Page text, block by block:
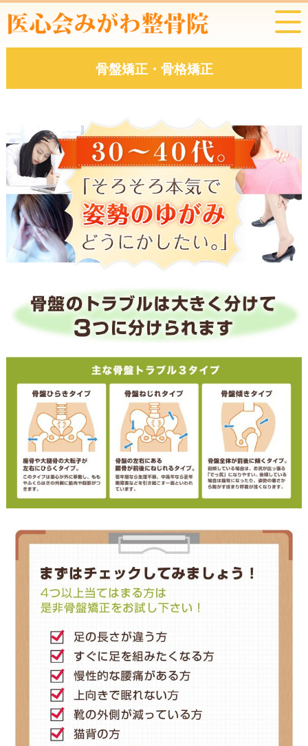
骨盤矯正・骨格矯正